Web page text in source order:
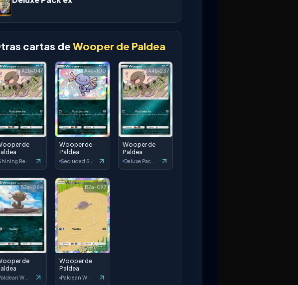
cartas de Wooper de Paldea
A2b-047
de
A4a-100
Wooper de
Paldea
A4b-237
Wooper de
Paldea
B2a-064
de
Paldean Wonders
B2a-097
Wooper de
Paldea